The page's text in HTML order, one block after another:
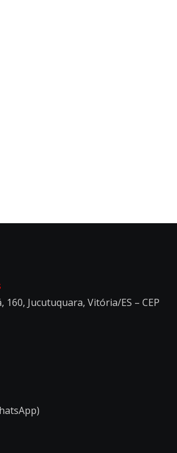
160, Jucutuquara, Vitória/ES – CEP